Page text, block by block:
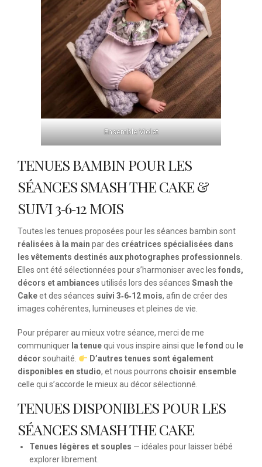
Ensemble Violet
TENUES BAMBIN POUR LES
SÉANCES SMASH THE CAKE &
SUIVI 3‑6‑12 MOIS
Toutes les tenues proposées pour les séances bambin sont
réalisées à la main par des créatrices spécialisées dans
les vêtements destinés aux photographes professionnels
Elles ont été sélectionnées pour s’harmoniser avec les fonds,
décors et ambiances utilisés lors des séances Smash the
Cakeet des séances suivi 3‑6‑12 mois, afin de créer des
images cohérentes, lumineuses et pleines de vie.
Pour préparer au mieux votre séance, merci de me
communiquer la tenuequi vous inspire ainsi que le fond ou le
décor souhaité.
D’autres tenues sont également
disponibles en studio, et nous pourrons choisir ensemble
celle qui s’accorde le mieux au décor sélectionné.
TENUES DISPONIBLES POUR LES
SÉANCES SMASH THE CAKE
Tenues légères et souples — idéales pour laisser bébé
explorer librement.